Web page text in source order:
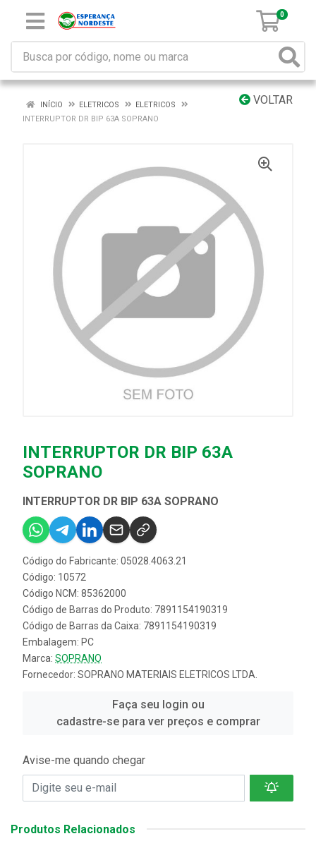
0
VOLTAR
INÍCIO ELETRICOS
ELETRICOS
INTERRUPTOR DR BIP 63A SOPRANO
INTERRUPTOR DR BIP 63A
SOPRANO
INTERRUPTOR DR BIP 63A SOPRANO
Código do Fabricante: 05028.4063.21
Código: 10572
Código NCM: 85362000
Código de Barras do Produto: 7891154190319
Código de Barras da Caixa: 7891154190319
Embalagem: PC
Marca: SOPRANO
Fornecedor: SOPRANO MATERIAIS ELETRICOS LTDA.
Faça seu login ou
cadastre-se para ver preços e comprar
Avise-me quando chegar
Produtos Relacionados